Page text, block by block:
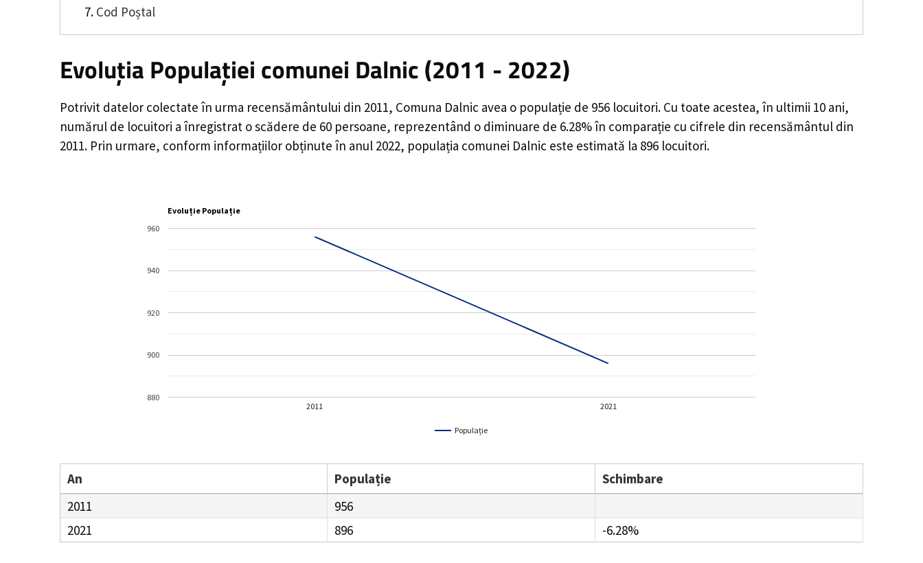
Cod Poștal
Evoluția Populației comunei Dalnic (2011 - 2022)
Potrivit datelor colectate în urma recensământului din 2011, Comuna Dalnic avea o populație de 956 locuitori. Cu toate acestea, în ultimii 10 ani,
numărul de locuitori a înregistrat oscădere de 60 persoane, reprezentând o diminuare de 6.28%în comparație cu cifrele din recensământul din
2011. Prin urmare, conform informațiilor obținute în anul 2022, populația comunei Dalnic este estimată la 896 locuitori.
Evoluție Populație
Populație
2011 2021
880
900
920
940
960
An Populație
Schimbare
2011
956
2021
896 -6.28%